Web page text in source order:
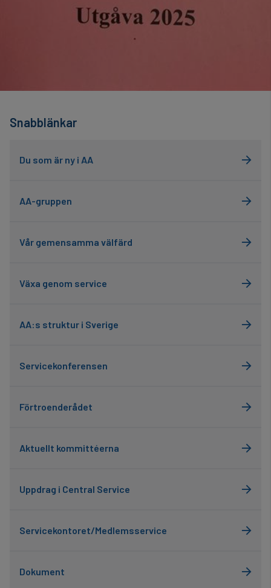
Snabblänkar
Du som är ny i AA
AA-gruppen
Vår gemensamma välfärd
Växa genom service
AA:s struktur i Sverige
Servicekonferensen
Förtroenderådet
Aktuellt kommittéerna
Uppdrag i Central Service
Servicekontoret/Medlemsservice
Dokument